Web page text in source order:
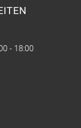
- 18:00